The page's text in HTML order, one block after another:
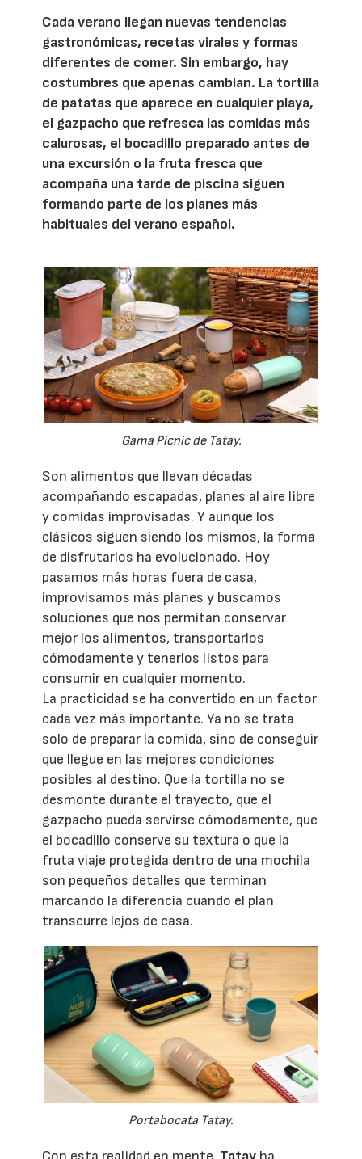
Cada verano llegan nuevas tendencias
gastronómicas, recetas virales y formas
diferentes de comer. Sin embargo, hay
costumbres que apenas cambian. La tortilla
de patatas que aparece en cualquier playa,
el gazpacho que refresca las comidas más
calurosas, el bocadillo preparado antes de
una excursión o la fruta fresca que
acompaña una tarde de piscina siguen
formando parte de los planes más
habituales del verano español.
Gama Pícnic de Tatay.
Son alimentos que llevan décadas
acompañando escapadas, planes al aire libre
y comidas improvisadas. Y aunque los
clásicos siguen siendo los mismos, la forma
de disfrutarlos ha evolucionado. Hoy
pasamos más horas fuera de casa,
improvisamos más planes y buscamos
soluciones que nos permitan conservar
mejor los alimentos, transportarlos
cómodamente y tenerlos listos para
consumir en cualquier momento.
La practicidad se ha convertido en un factor
cada vez más importante. Ya no se trata
solo de preparar la comida, sino de conseguir
que llegue en las mejores condiciones
posibles al destino. Que la tortilla no se
desmonte durante el trayecto, que el
gazpacho pueda servirse cómodamente, que
el bocadillo conserve su textura o que la
fruta viaje protegida dentro de una mochila
son pequeños detalles que terminan
marcando la diferencia cuando el plan
transcurre lejos de casa.
Portabocata Tatay.